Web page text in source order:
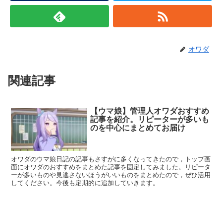
オワダ
関連記事
【ウマ娘】管理人オワダおすすめ
記事を紹介。リピーターが多いも
のを中心にまとめてお届け
オワダのウマ娘日記の記事もさすがに多くなってきたので，トップ画
面にオワダのおすすめをまとめた記事を固定してみました。リピータ
ーが多いものや見逃さないほうがいいものをまとめたので，ぜひ活用
してください。今後も定期的に追加していきます。